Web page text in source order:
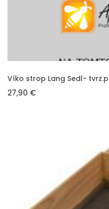
VLOŽIT DO KOŠÍKU
Víko strop Lang Sedl-
27,90 €